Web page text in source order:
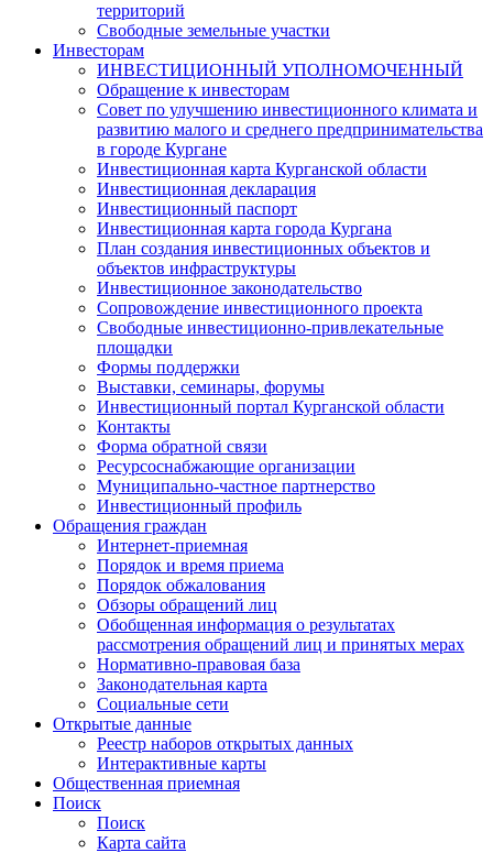
территорий
Свободные земельные участки
Инвесторам
ИНВЕСТИЦИОННЫЙ УПОЛНОМОЧЕННЫЙ
Обращение к инвесторам
Совет по улучшению инвестиционного климата и
развитию малого и среднего предпринимательства
в городе Кургане
Инвестиционная карта Курганской области
Инвестиционная декларация
Инвестиционный паспорт
Инвестиционная карта города Кургана
План создания инвестиционных объектов и
объектов инфраструктуры
Инвестиционное законодательство
Сопровождение инвестиционного проекта
Свободные инвестиционно-привлекательные
площадки
Формы поддержки
Выставки, семинары, форумы
Инвестиционный портал Курганской области
Контакты
Форма обратной связи
Ресурсоснабжающие организации
Муниципально-частное партнерство
Инвестиционный профиль
Обращения граждан
Интернет-приемная
Порядок и время приема
Порядок обжалования
Обзоры обращений лиц
Обобщенная информация о результатах
рассмотрения обращений лиц и принятых мерах
Нормативно-правовая база
Законодательная карта
Социальные сети
Открытые данные
Реестр наборов открытых данных
Интерактивные карты
Общественная приемная
Поиск
Поиск
Карта сайта